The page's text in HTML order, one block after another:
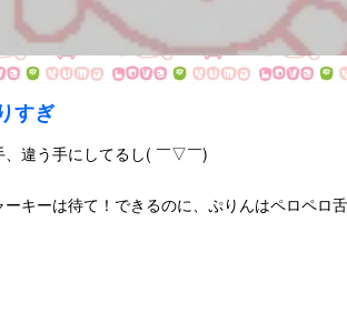
すぎ
、違う手にしてるし( ￣▽￣)
ーキーは待て！できるのに、ぷりんはペロペロ